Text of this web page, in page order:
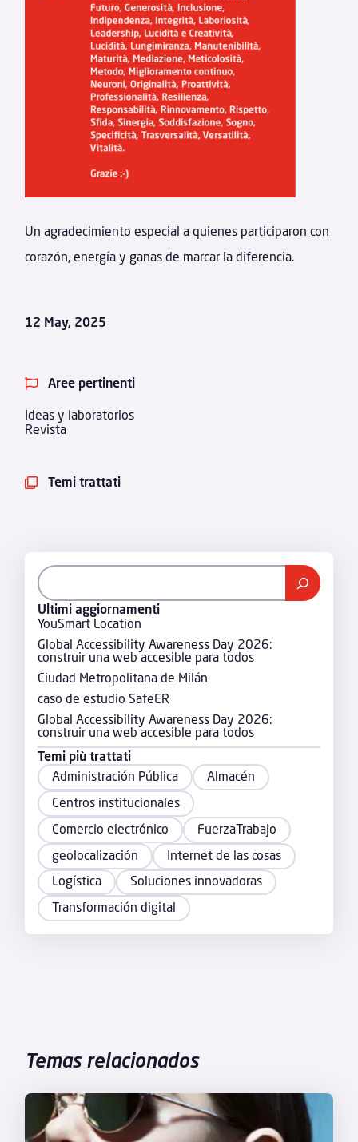
12 May, 2025
 Aree pertinenti
Ideas y laboratorios
Revista
 Temi trattati
Ultimi aggiornamenti
YouSmart Location
Global Accessibility Awareness Day 2026:
construir una web accesible para todos
Ciudad Metropolitana de Milán
caso de estudio SafeER
Global Accessibility Awareness Day 2026:
construir una web accesible para todos
Temi più trattati
Administración Pública
Almacén
Centros institucionales
Comercio electrónico
FuerzaTrabajo
geolocalización
Internet de las cosas
Logística
Soluciones innovadoras
Transformación digital
Un agradecimiento especial a quienes participaron con
corazón, energía y ganas de marcar la diferencia.
Temas relacionados